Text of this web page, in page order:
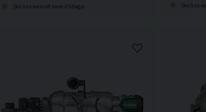
Skickas normalt inom 2-5 dagar Skickas